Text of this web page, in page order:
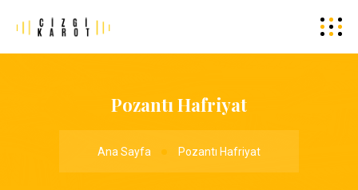
Pozantı Hafriyat
Ana Sayfa Pozantı Hafriyat